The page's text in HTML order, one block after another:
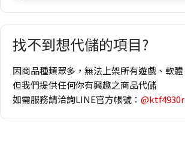
找不到想代儲的項目?
因商品種類眾多，無法上架所有遊戲、軟體
但我們提供任何你有興趣之商品代儲
如需服務請洽詢LINE官方帳號： @ktf4930r